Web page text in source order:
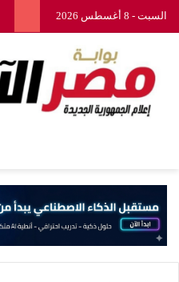
السبت - 8 أغسطس 2026